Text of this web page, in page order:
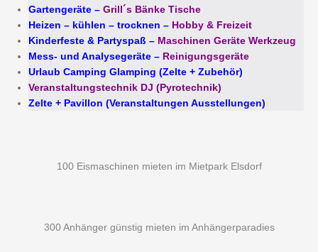
Gartengeräte – Grill´s Bänke Tische
Heizen – kühlen – trocknen – Hobby & Freizeit
Kinderfeste & Partyspaß – Maschinen Geräte Werkzeug
Mess- und Analysegeräte – Reinigungsgeräte
Urlaub Camping Glamping (Zelte + Zubehör)
Veranstaltungstechnik DJ (Pyrotechnik)
Zelte + Pavillon (Veranstaltungen Ausstellungen)
100 Eismaschinen mieten im Mietpark Elsdorf
300 Anhänger günstig mieten im Anhängerparadies